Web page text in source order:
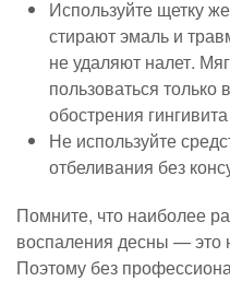
Используйте щетку
стирают эмаль и
не удаляют налет.
пользоваться
обострения
Не используйте
отбеливания без
Помните, что наиболее
воспаления десны — это
Поэтому без